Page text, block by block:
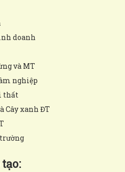
doanh
và MT
nghiệp
thất
Cây xanh ĐT